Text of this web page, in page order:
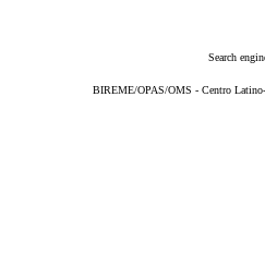
Search
BIREME/OPAS/OMS - Centro Latino-